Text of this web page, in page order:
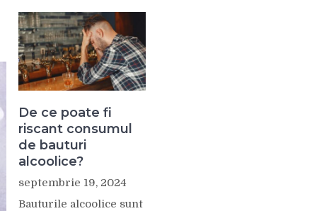
De ce poate fi
riscant consumul
de bauturi
alcoolice?
septembrie 19, 2024
Bauturile alcoolice sunt